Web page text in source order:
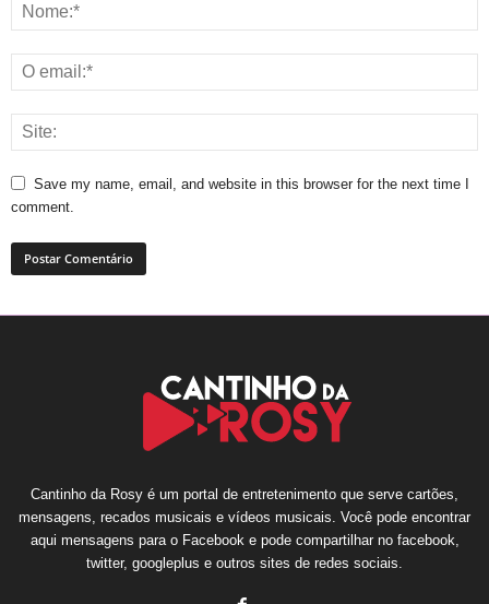
Save my name, email, and website in this browser for the next time I
comment.
Cantinho da Rosy é um portal de entretenimento que serve cartões,
mensagens, recados musicais e vídeos musicais. Você pode encontrar
aqui mensagens para o Facebook e pode compartilhar no facebook,
twitter, googleplus e outros sites de redes sociais.